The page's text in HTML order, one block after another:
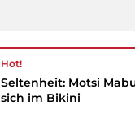
Hot!
Seltenheit: Motsi
sich im Bikini